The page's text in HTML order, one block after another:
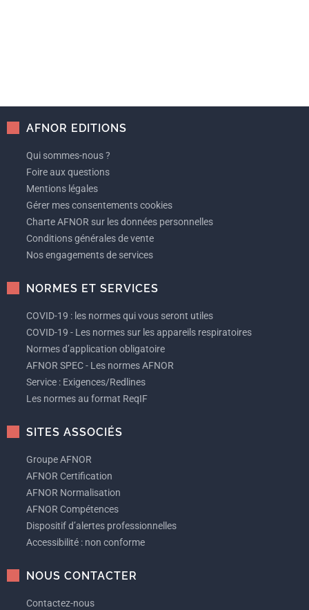
AFNOR EDITIONS
Qui sommes-nous ?
Foire aux questions
Mentions légales
Gérer mes consentements cookies
Charte AFNOR sur les données personnelles
Conditions générales de vente
Nos engagements de services
NORMES ET SERVICES
COVID-19 : les normes qui vous seront utiles
COVID-19 - Les normes sur les appareils respiratoires
Normes d’application obligatoire
AFNOR SPEC - Les normes AFNOR
Service : Exigences/Redlines
Les normes au format ReqIF
SITES ASSOCIÉS
Groupe AFNOR
AFNOR Certification
AFNOR Normalisation
AFNOR Compétences
Dispositif d’alertes professionnelles
Accessibilité : non conforme
NOUS CONTACTER
Contactez-nous